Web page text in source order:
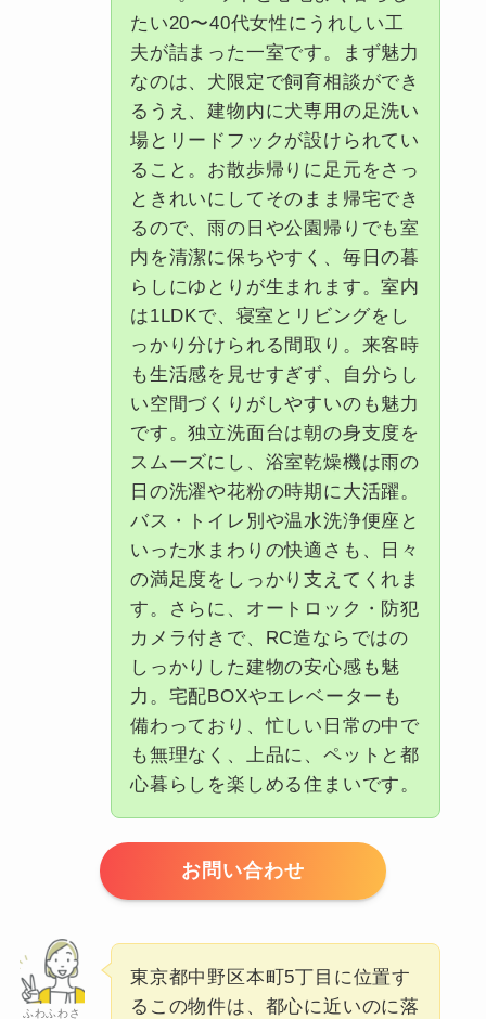
たい20〜40代女性にうれしい工
夫が詰まった一室です。まず魅力
なのは、犬限定で飼育相談ができ
るうえ、建物内に犬専用の足洗い
場とリードフックが設けられてい
ること。お散歩帰りに足元をさっ
ときれいにしてそのまま帰宅でき
るので、雨の日や公園帰りでも室
内を清潔に保ちやすく、毎日の暮
らしにゆとりが生まれます。室内
は1LDKで、寝室とリビングをし
っかり分けられる間取り。来客時
も生活感を見せすぎず、自分らし
い空間づくりがしやすいのも魅力
です。独立洗面台は朝の身支度を
スムーズにし、浴室乾燥機は雨の
日の洗濯や花粉の時期に大活躍。
バス・トイレ別や温水洗浄便座と
いった水まわりの快適さも、日々
の満足度をしっかり支えてくれま
す。さらに、オートロック・防犯
カメラ付きで、RC造ならではの
しっかりした建物の安心感も魅
力。宅配BOXやエレベーターも
備わっており、忙しい日常の中で
も無理なく、上品に、ペットと都
心暮らしを楽しめる住まいです。
お問い合わせ
ふわふわさ
東京都中野区本町5丁目に位置す
るこの物件は、都心に近いのに落